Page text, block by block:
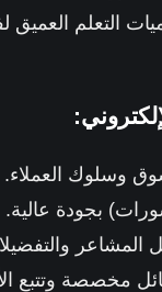
التعلم
وسلوك العملاء.
بجودة عالية.
المشاعر
مخصصة وتتبع